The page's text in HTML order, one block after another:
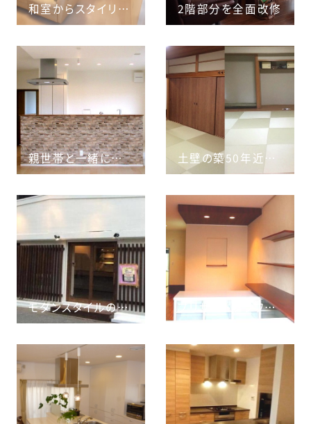
和室からスタイリッシュな洋室に 2階部分を全面改修
親世帯と一緒に快適に住むためにリフォームを決心 土壁の築50年近い平屋住宅を一階内装を中心にリフォーム
モダンスタイルの焼鳥店に プリザードフラワーのお店を明るく華やかなショップに変身♪